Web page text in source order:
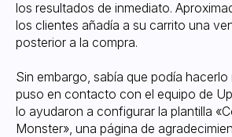
los resultados de inmediato.
los clientes añadía a su carrito una
posterior a la compra.
Sin embargo, sabía que podía hacerlo
puso en contacto con el equipo de
lo ayudaron a configurar la plantilla
Monster», una página de